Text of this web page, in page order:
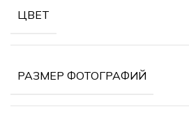
ЦВЕТ
РАЗМЕР ФОТОГРАФИЙ